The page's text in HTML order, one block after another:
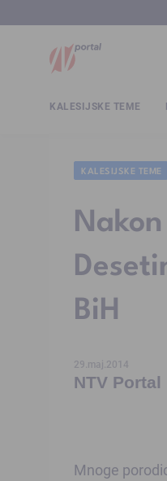
KALESIJSKE TEME
KALESIJSKE TEME
BiH
29.maj.2014
NTV Portal
Mnoge